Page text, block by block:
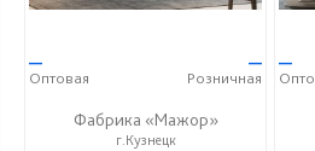
—
Оптовая
—
Розничная
Фабрика «Мажор»
г.Кузнецк
—